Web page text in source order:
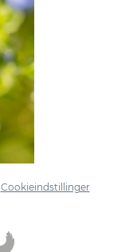
Cookieindstillinger